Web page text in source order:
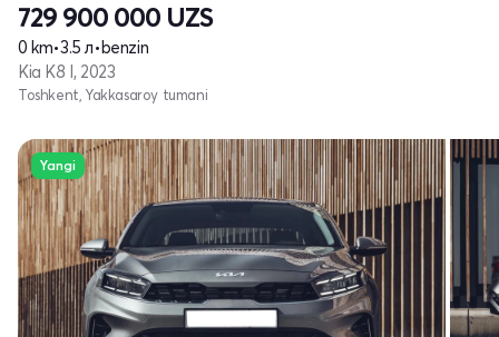
729 900 000 UZS
0 km•3.5 л•benzin
Kia K8 I, 2023
Toshkent, Yakkasaroy tumani
Yangi